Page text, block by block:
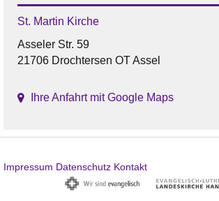
St. Martin Kirche
Asseler Str. 59
21706 Drochtersen OT Assel
Ihre Anfahrt mit Google Maps
Impressum Datenschutz Kontakt